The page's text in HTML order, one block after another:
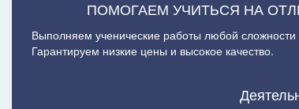
ПОМОГАЕМ УЧИТЬСЯ НА
Выполняем ученические работы любой сложности
Гарантируем низкие цены и высокое качество.